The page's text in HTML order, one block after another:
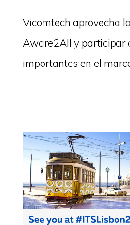
Vicomtech aprovecha
Aware2All y participar
importantes en el